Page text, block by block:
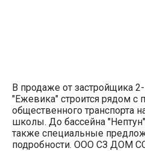
В продаже от застройщика
"Ежевика" строится рядом
общественного транспорта
школы. До бассейна
также специальные
подробности. ООО СЗ ДОМ